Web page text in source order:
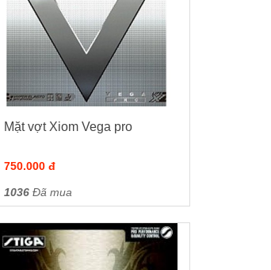
Mặt vợt Xiom Vega pro
750.000 đ
1036Đã mua